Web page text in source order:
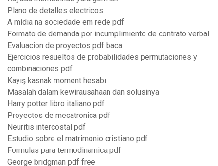
Plano de detalles electricos
A mídia na sociedade em rede pdf
Formato de demanda por incumplimiento de contrato verbal
Evaluacion de proyectos pdf baca
Ejercicios resueltos de probabilidades permutaciones y
combinaciones pdf
Kayış kasnak moment hesabı
Masalah dalam kewirausahaan dan solusinya
Harry potter libro italiano pdf
Proyectos de mecatronica pdf
Neuritis intercostal pdf
Estudio sobre el matrimonio cristiano pdf
Formulas para termodinamica pdf
George bridgman pdf free